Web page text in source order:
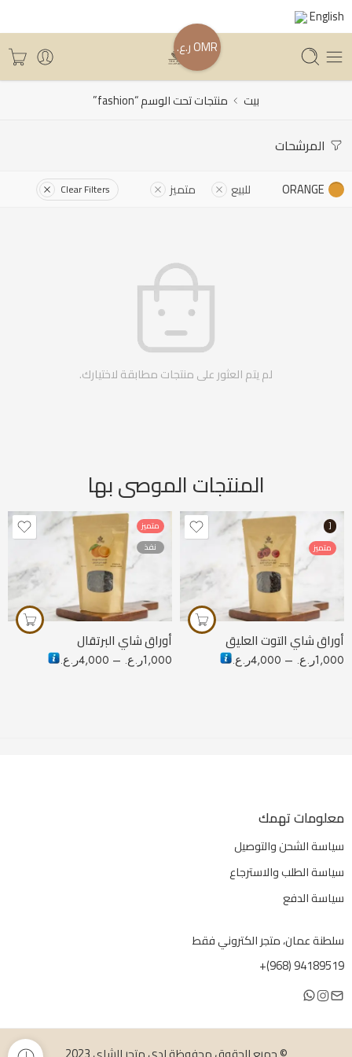
English
بيت منتجات تحت الوسم “fashion”
المرشحات
ORANGE للبيع متميز Clear Filters
لم يتم العثور على منتجات مطابقة لاختيارك.
المنتجات الموصى بها
[
متميز
أوراق شاي التوت العليق
1,000ر.ع. –
4,000ر.ع.
50 جرام
250 جرام
متميز
نفذ
أوراق شاي البرتقال
1,000ر.ع. –
4,000ر.ع.
50 جرام
250 جرام
معلومات تهمك
سياسة الشحن والتوصيل
سياسة الطلب والاسترجاع
سياسة الدفع
سلطنة عمان، متجر الكتروني فقط
94189519 (968)+
OMR ر.ع.